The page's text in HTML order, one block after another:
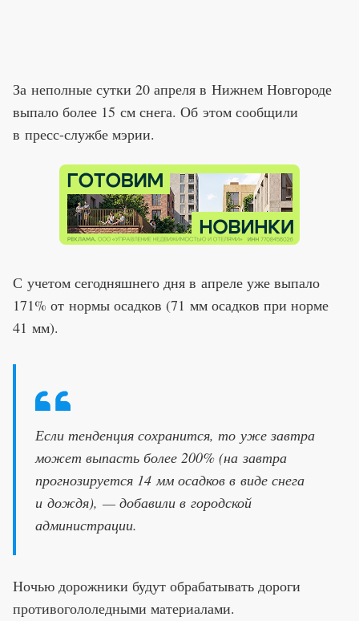
За неполные сутки 20 апреля в Нижнем Новгороде
выпало более 15 см снега. Об этом сообщили
в пресс-службе мэрии.
С учетом сегодняшнего дня в апреле уже выпало
171% от нормы осадков (71 мм осадков при норме
41 мм).
Если тенденция сохранится, то уже завтра
может выпасть более 200% (на завтра
прогнозируется 14 мм осадков в виде снега
и дождя), — добавили в городской
администрации.
Ночью дорожники будут обрабатывать дороги
противогололедными материалами.